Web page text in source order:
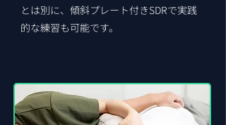
とは別に、傾斜プレート付きSDRで実践
的な練習も可能です。